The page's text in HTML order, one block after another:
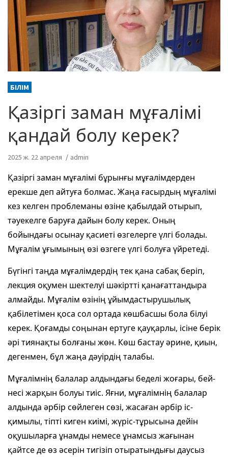
БІЛІМ
Қазіргі заман мұғалімі
қандай болу керек?
2025 ж. 22 апреля admin
Қазіргі заман мұғалімі бұрынғы мұғалімдерден
ерекше деп айтуға болмас. Жаңа ғасырдың мұғалімі
кез келген проблеманы өзіне қабылдай отырып,
тәуекелге баруға дайын болу керек. Оның
бойындағы осынау қасиеті өзгелерге үлгі болады.
Мұғалім ұғымының өзі өзгеге үлгі болуға үйретеді.
Бүгінгі таңда мұғалімдердің тек қана сабақ беріп,
лекция оқумен шектелуі шәкіртті қанағаттандыра
алмайды. Мұғалім өзінің ұйымдастырушылық
қабілетімен қоса сол ортада көшбасшы бола білуі
керек. Қоғамды соңынан ертуге қауқарлы, ісіне берік
әрі тиянақты болғаны жөн. Көш бастау әрине, қиын,
дегенмен, бұл жаңа дәуірдің талабы.
Мұ­ғалімнің балалар алдындағы беделі жоғары, бей­
несі жарқын болуы тиіс. Яғни, мұғалімнің балалар
алдында әрбір сөйлеген сөзі, жасаған әрбір іс-
қимылы, тіпті киген киімі, жүріс-тұрысына дейін
оқушыларға ұнамды немесе ұнамсыз жағынан
қайтсе де өз әсерін тигізіп отыратындығы даусыз